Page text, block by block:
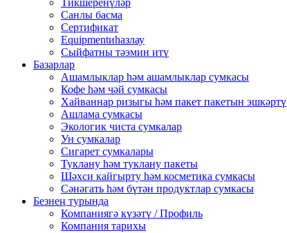
Тикшеренүләр
Санлы басма
Сертификат
Equipmentиһазлау
Сыйфатны тәэмин итү
Базарлар
Ашамлыклар һәм ашамлыклар сумкасы
Кофе һәм чәй сумкасы
Хайваннар ризыгы һәм пакет пакетын эшкәртү
Ашлама сумкасы
Экологик чиста сумкалар
Ун сумкалар
Сигарет сумкалары
Туклану һәм туклану пакеты
Шәхси кайгырту һәм косметика сумкасы
Сәнәгать һәм бүтән продуктлар сумкасы
Безнең турында
Компаниягә күзәтү / Профиль
Компания тарихы